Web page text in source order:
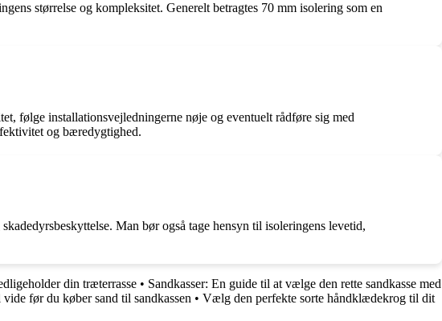
størrelse og kompleksitet. Generelt betragtes 70 mm isolering som en
følge installationsvejledningerne nøje og eventuelt rådføre sig med
og bæredygtighed.
Man bør også tage hensyn til isoleringens levetid,
din træterrasse • Sandkasser: En guide til at vælge den rette sandkasse med
før du køber sand til sandkassen • Vælg den perfekte sorte håndklædekrog til dit